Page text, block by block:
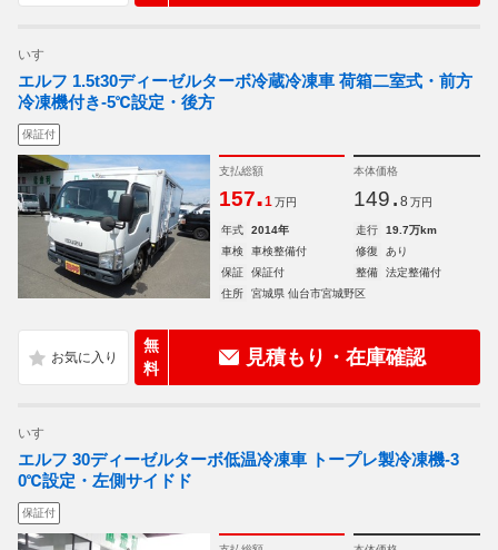
いすゞ
エルフ 1.5t30ディーゼルターボ冷蔵冷凍車 荷箱二室式・前方
冷凍機付き-5℃設定・後方
保証付
支払総額
157.1 万円
本体価格
149. 8 万円
年式 2014年 走行
19.7万km
車検
車検整備付 修復
あり
保証
保証付 整備
法定整備付
住所
宮城県 仙台市宮城野区
無
料
見積もり・在庫確認
いすゞ
エルフ 30ディーゼルターボ低温冷凍車 トープレ製冷凍機-3
0℃設定・左側サイドド
保証付